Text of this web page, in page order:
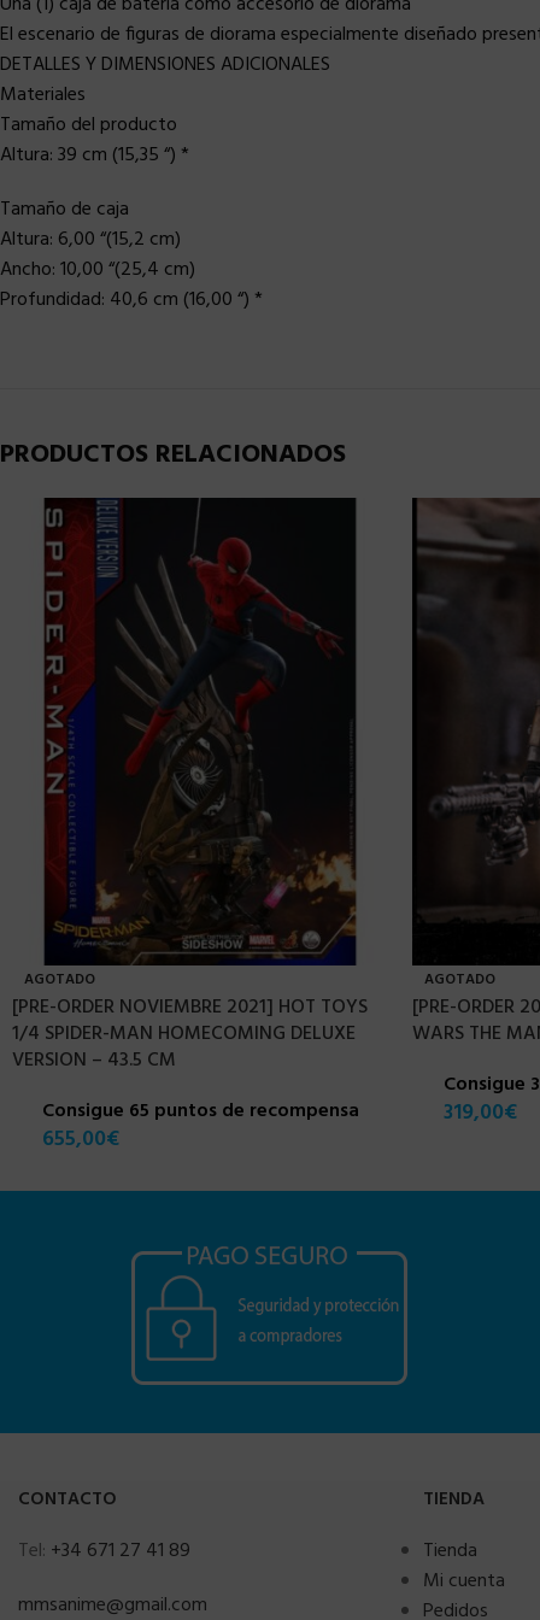
El escenario de figuras de diorama especialmente diseñado
DETALLES Y DIMENSIONES ADICIONALES
Materiales
Tamaño del producto
Altura: 39 cm (15,35 “) *
Tamaño de caja
Altura: 6,00 “(15,2 cm)
Ancho: 10,00 “(25,4 cm)
Profundidad: 40,6 cm (16,00 “) *
PRODUCTOS RELACIONADOS
AGOTADO
[PRE-ORDER NOVIEMBRE 2021] HOT TOYS
1/4 SPIDER-MAN HOMECOMING DELUXE
VERSION – 43.5 CM
Consigue 65 puntos de recompensa
655,00€
AGOTADO
[PRE-ORDER
WARS THE
Consigue
319,00€
CONTACTO
Tel: +34 671 27 41 89
mmsanime@gmail.com
TIENDA
Tienda
Mi cuenta
Pedidos